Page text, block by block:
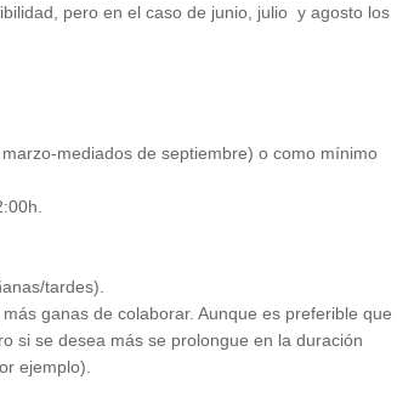
pero en el caso de junio, julio y agosto los
mediados de septiembre) o como mínimo
tardes).
ganas de colaborar. Aunque es preferible que
si se desea más se prolongue en la duración
ejemplo).